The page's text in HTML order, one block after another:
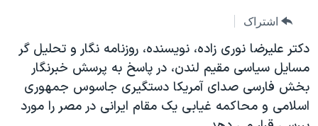
اصلی
جهش
به
جستجو
گزیده‌ها
ویژه برنامه‌ها
ویدیوها
صفحه‌های ویژه
عملیات خشم حماسی
۲۵۰سالگی آمریکا
بایگانی برنامه‌های تلویزیونی
پخش رادیویی
یادگیری زبان انگلیسی
اشتراک
دکتر عليرضا نوری زاده، نويسنده، روزنامه نگار و تحليل گر
مسايل سياسی مقيم لندن، در پاسخ به پرسش خبرنگار
بخش فارسی صدای آمريکا دستگيری جاسوس جمهوری
اسلامی و محاکمه غيابی يک مقام ايرانی در مصر را مورد